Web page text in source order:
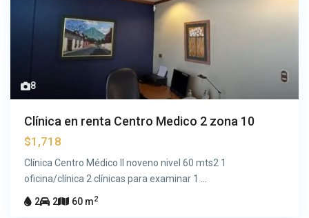
8
Clínica en renta Centro Medico 2 zona 10
$1,718
Clínica Centro Médico II noveno nivel 60 mts2 1
oficina/clínica 2 clínicas para examinar 1 ...
2 2 60 m2